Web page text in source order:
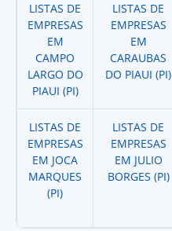
LISTAS DE
EMPRESAS
EM
CAMPO
LARGO DO
PIAUI (PI)
LISTAS DE
EMPRESAS
EM
CARAUBAS
DO PIAUI (PI)
LISTAS DE
EMPRESAS
EM JOCA
MARQUES
(PI)
LISTAS DE
EMPRESAS
EM JULIO
BORGES (PI)